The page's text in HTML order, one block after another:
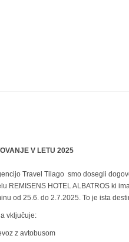
V LETU 2025
Travel Tilago smo dosegli
REMISENS HOTEL ALBATROS ki
od 25.6. do 2.7.2025. To je ista
vključuje:
z avtobusom